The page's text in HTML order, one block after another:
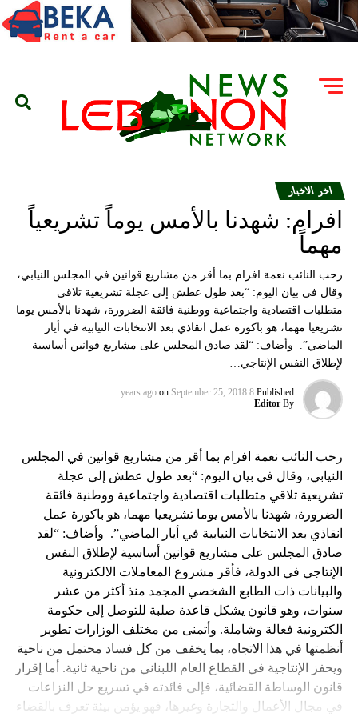
اخر الاخبار
افرام: شهدنا بالأمس يوماً تشريعياً
مهماً
رحب النائب نعمة افرام بما أقر من مشاريع قوانين في المجلس النيابي،
وقال في بيان اليوم: “بعد طول عطش إلى عجلة تشريعية تلاقي
متطلبات اقتصادية واجتماعية ووطنية فائقة الضرورة، شهدنا بالأمس يوما
تشريعيا مهما، هو باكورة عمل انقاذي بعد الانتخابات النيابية في أيار
الماضي”. وأضاف: “لقد صادق المجلس على مشاريع قوانين أساسية
لإطلاق النفس الإنتاجي…
Published
8 years ago
on September 25, 2018
By
Editor
رحب النائب نعمة افرام بما أقر من مشاريع قوانين في المجلس
النيابي، وقال في بيان اليوم: “بعد طول عطش إلى عجلة
تشريعية تلاقي متطلبات اقتصادية واجتماعية ووطنية فائقة
الضرورة، شهدنا بالأمس يوما تشريعيا مهما، هو باكورة عمل
انقاذي بعد الانتخابات النيابية في أيار الماضي”. وأضاف: “لقد
صادق المجلس على مشاريع قوانين أساسية لإطلاق النفس
الإنتاجي في الدولة، فأقر مشروع المعاملات الالكترونية
والبيانات ذات الطابع الشخصي المجمد منذ أكثر من عشر
سنوات، وهو قانون يشكل قاعدة صلبة للتوصل إلى حكومة
الكترونية فعالة وشاملة. وأتمنى من مختلف الوزارات تطوير
أنظمتها في هذا الاتجاه، بما يخفف من كل فساد محتمل من ناحية
ويحفز الإنتاجية في القطاع العام اللبناني من ناحية ثانية. أما إقرار
قانون الوساطة القضائية، فإلى فائدته في تسريع حل النزاعات
في مجال الأعمال والتجارة وغيرها، فهو يؤمن بيئة تعرف بالقضاء